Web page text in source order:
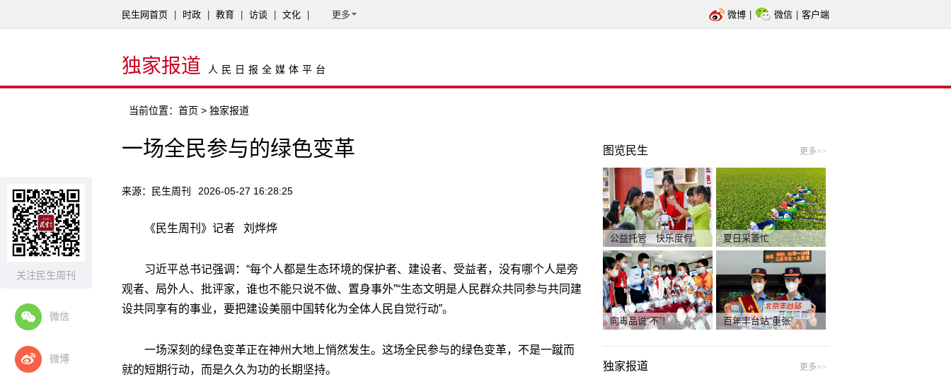
关注民生周刊
微信
微博
民生网首页 时政 教育 访谈 文化 更多 微博 微信 客户端
独家报道 人民日报全媒体平台
当前位置： 首页 > 独家报道
一场全民参与的绿色变革
来源：民生周刊 2026-05-27 16:28:25
《民生周刊》记者 刘烨烨
习近平总书记强调：“每个人都是生态环境的保护者、建设者、受益者，没有哪个人是旁
观者、局外人、批评家，谁也不能只说不做、置身事外”“生态文明是人民群众共同参与共同建
设共同享有的事业，要把建设美丽中国转化为全体人民自觉行动”。
一场深刻的绿色变革正在神州大地上悄然发生。这场全民参与的绿色变革，不是一蹴而
就的短期行动，而是久久为功的长期坚持。
图览民生 更多>>
公益托管 快乐度假 夏日采菱忙
向毒品说“不”！ 百年丰台站“重张”
独家报道 更多>>